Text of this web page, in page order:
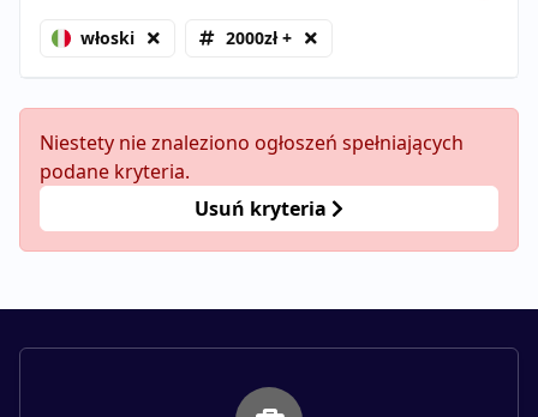
włoski 2000zł +
Niestety nie znaleziono ogłoszeń spełniających
podane kryteria.
Usuń kryteria